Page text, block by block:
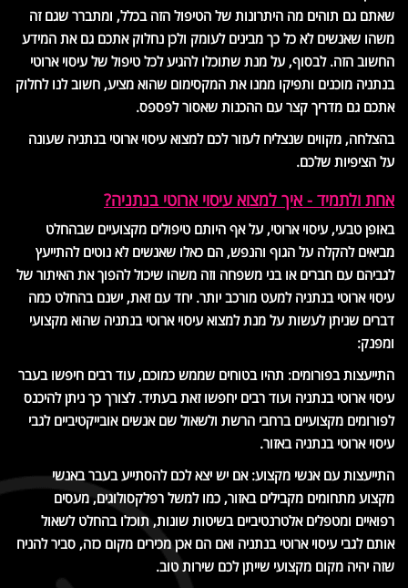
שאתם גם תוהים מה היתרונות של הטיפול הזה בכלל, ומתברר שגם זה
משהו שאנשים לא כל כך מבינים לעומק ולכן נחלוק אתכם גם את המידע
החשוב הזה. לבסוף, על מנת שתוכלו להגיע לכל טיפול של עיסוי ארוטי
בנתניה מוכנים ותפיקו ממנו את המקסימום שהוא מציע, חשוב לנו לחלוק
אתכם גם מדריך קצר עם ההכנות שאסור לפספס.
בהצלחה, מקווים שנצליח לעזור לכם למצוא עיסוי ארוטי בנתניה שעונה
על הציפיות שלכם.
אחת ולתמיד - איך למצוא עיסוי ארוטי בנתניה?
באופן טבעי, עיסוי ארוטי, על אף היותם טיפולים מקצועיים שבהחלט
מביאים להקלה על הגוף והנפש, הם כאלו שאנשים לא נוטים להתייעץ
לגביהם עם חברים או בני משפחה וזה משהו שיכול להפוך את האיתור של
עיסוי ארוטי בנתניה למעט מורכב יותר. יחד עם זאת, ישנם בהחלט כמה
דברים שניתן לעשות על מנת למצוא עיסוי ארוטי בנתניה שהוא מקצועי
ומפנק:
התייעצות בפורומים: תהיו בטוחים שממש כמוכם, עוד רבים חיפשו בעבר
עיסוי ארוטי בנתניה ועוד רבים יחפשו זאת בעתיד. לצורך כך ניתן להיכנס
לפורומים מקצועיים ברחבי הרשת ולשאול שם אנשים אובייקטיביים לגבי
עיסוי ארוטי בנתניה באזור.
התייעצות עם אנשי מקצוע: אם יש יצא לכם להסתייע בעבר באנשי
מקצוע מתחומים מקבילים באזור, כמו למשל רפלקסולוגים, מעסים
רפואיים ומטפלים אלטרנטיביים בשיטות שונות, תוכלו בהחלט לשאול
אותם לגבי עיסוי ארוטי בנתניה ואם הם אכן מכירים מקום כזה, סביר להניח
שזה יהיה מקום מקצועי שייתן לכם שירות טוב.